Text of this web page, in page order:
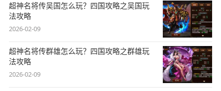
超神名将传吴国怎么玩？四国攻略之吴国玩
法攻略
2026-02-09
超神名将传群雄怎么玩？四国攻略之群雄玩
法攻略
2026-02-09